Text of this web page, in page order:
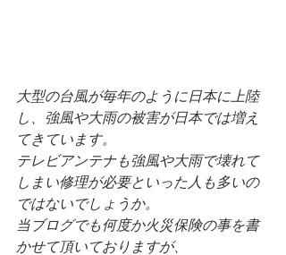
大型の台風が毎年のように日本に上陸
し、強風や大雨の被害が日本では増え
てきています。
テレビアンテナも強風や大雨で壊れて
しまい修理が必要といった人も多いの
ではないでしょうか。
当ブログでも何度か火災保険の事を書
かせて頂いておりますが、